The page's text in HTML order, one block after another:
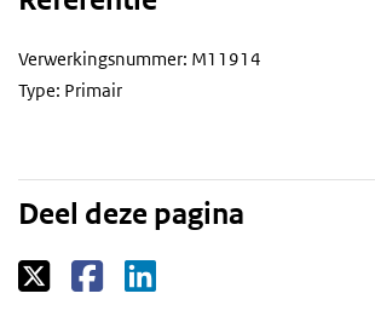
Verwerkingsnummer: M11914
Type: Primair
Deel deze pagina